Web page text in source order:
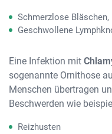
Schmerzlose
Geschwollene
Eine Infektion mit
sogenannte Ornithose
Menschen übertragen
Beschwerden wie
Reizhusten